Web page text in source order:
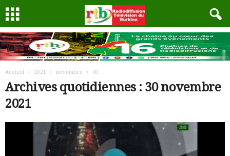
Accueil 2021 novembre 30
Archives quotidiennes : 30 novembre
2021